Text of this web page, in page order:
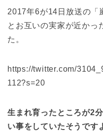
2017年6が14日放送の「
とお互いの実家が近かっ
た。
https://twitter.com/
112?s=20
生まれ育ったところが2
い事をしていたそうです